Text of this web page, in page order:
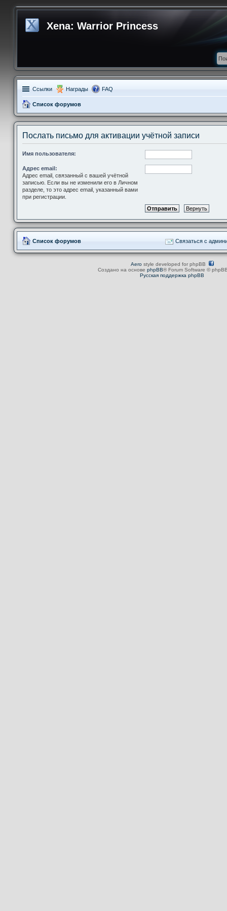
Xena: Warrior Princess
Ссылки Награды FAQ
Список форумов
Послать письмо для активации учётной записи
Имя пользователя:
Адрес email:
Адрес email, связанный с вашей учётной
записью. Если вы не изменили его в Личном
разделе, то это адрес email, указанный вами
при регистрации.
Список форумов Связаться с
Aerostyle developed for phpBB
Создано на основе phpBB® Forum Software ©
Русская поддержка phpBB